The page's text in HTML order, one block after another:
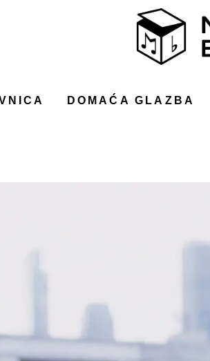
DOMAĆA GLAZBA